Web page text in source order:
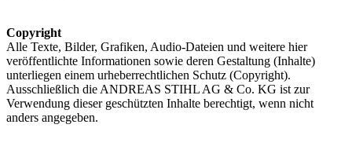
Copyright
Alle Texte, Bilder, Grafiken, Audio-Dateien und weitere hier
veröffentlichte Informationen sowie deren Gestaltung (Inhalte)
unterliegen einem urheberrechtlichen Schutz (Copyright).
Ausschließlich die ANDREAS STIHL AG & Co. KG ist zur
Verwendung dieser geschützten Inhalte berechtigt, wenn nicht
anders angegeben.